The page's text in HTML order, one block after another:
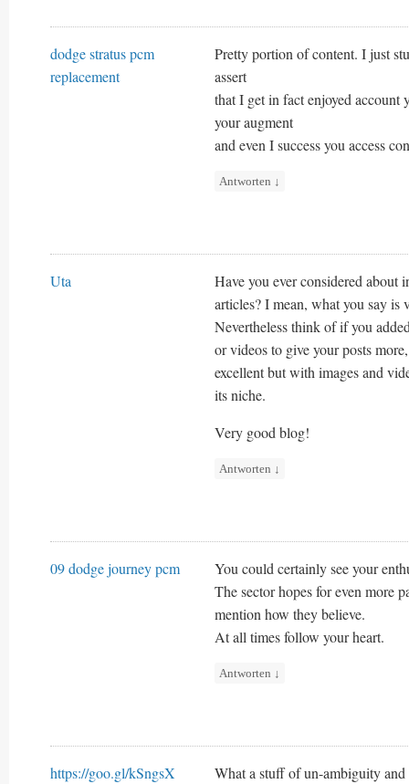
dodge stratus pcm
replacement
Pretty portion of content. I just
assert
that I get in fact enjoyed
your augment
and even I success you access
Antworten ↓
Uta
Have you ever considered
articles? I mean, what you say is
Nevertheless think of if you
or videos to give your posts
excellent but with images and
its niche.
Very good blog!
Antworten ↓
09 dodge journey pcm
You could certainly see your
The sector hopes for even more
mention how they believe.
At all times follow your heart.
Antworten ↓
https://goo.gl/kSngsX
What a stuff of un-ambiguity